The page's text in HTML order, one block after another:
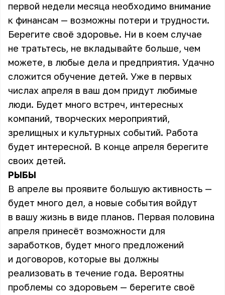
первой недели месяца необходимо внимание
к финансам — возможны потери и трудности.
Берегите своё здоровье. Ни в коем случае
не тратьтесь, не вкладывайте больше, чем
можете, в любые дела и предприятия. Удачно
сложится обучение детей. Уже в первых
числах апреля в ваш дом придут любимые
люди. Будет много встреч, интересных
компаний, творческих мероприятий,
зрелищных и культурных событий. Работа
будет интересной. В конце апреля берегите
своих детей.
РЫБЫ
В апреле вы проявите большую активность —
будет много дел, а новые события войдут
в вашу жизнь в виде планов. Первая половина
апреля принесёт возможности для
заработков, будет много предложений
и договоров, которые вы должны
реализовать в течение года. Вероятны
проблемы со здоровьем — берегите своё